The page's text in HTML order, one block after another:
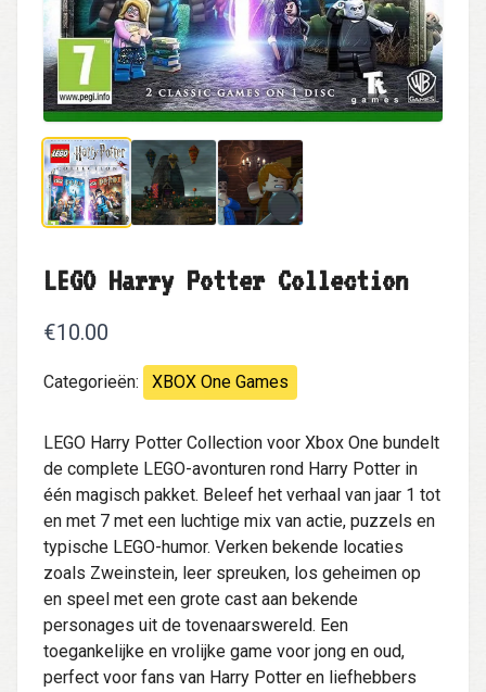
LEGO Harry Potter Collection
€10.00
Categorieën: XBOX One Games
LEGO Harry Potter Collection voor Xbox One bundelt
de complete LEGO-avonturen rond Harry Potter in
één magisch pakket. Beleef het verhaal van jaar 1 tot
en met 7 met een luchtige mix van actie, puzzels en
typische LEGO-humor. Verken bekende locaties
zoals Zweinstein, leer spreuken, los geheimen op
en speel met een grote cast aan bekende
personages uit de tovenaarswereld. Een
toegankelijke en vrolijke game voor jong en oud,
perfect voor fans van Harry Potter en liefhebbers